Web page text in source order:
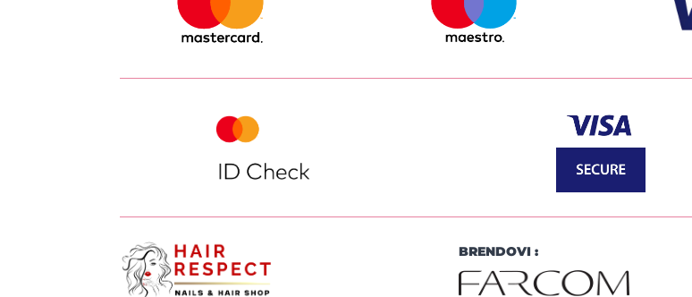
BRENDOVI :